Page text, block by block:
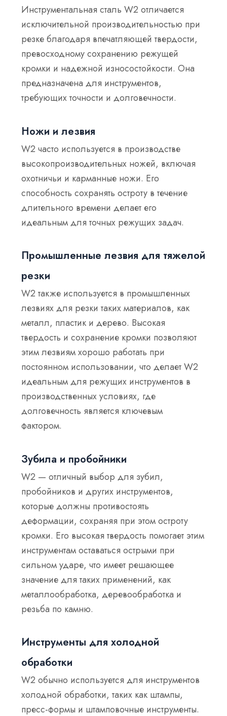
Инструментальная сталь W2 отличается
исключительной производительностью при
резке благодаря впечатляющей твердости,
превосходному сохранению режущей
кромки и надежной износостойкости. Она
предназначена для инструментов,
требующих точности и долговечности.
Ножи и лезвия
W2 часто используется в производстве
высокопроизводительных ножей, включая
охотничьи и карманные ножи. Его
способность сохранять остроту в течение
длительного времени делает его
идеальным для точных режущих задач.
Промышленные лезвия для тяжелой
резки
W2 также используется в промышленных
лезвиях для резки таких материалов, как
металл, пластик и дерево. Высокая
твердость и сохранение кромки позволяют
этим лезвиям хорошо работать при
постоянном использовании, что делает W2
идеальным для режущих инструментов в
производственных условиях, где
долговечность является ключевым
фактором.
Зубила и пробойники
W2 — отличный выбор для зубил,
пробойников и других инструментов,
которые должны противостоять
деформации, сохраняя при этом остроту
кромки. Его высокая твердость помогает этим
инструментам оставаться острыми при
сильном ударе, что имеет решающее
значение для таких применений, как
металлообработка, деревообработка и
резьба по камню.
Инструменты для холодной
обработки
W2 обычно используется для инструментов
холодной обработки, таких как штампы,
пресс-формы и штамповочные инструменты.